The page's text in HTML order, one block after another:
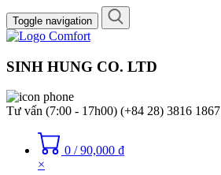
Toggle navigation
SINH HUNG CO. LTD
Tư vấn (7:00 - 17h00) (+84 28) 3816 1867
0 / 90,000 ₫
×